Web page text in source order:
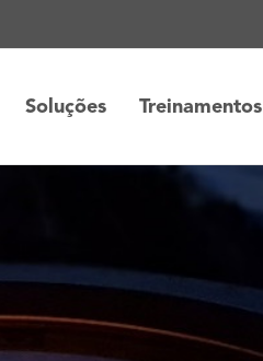
Soluções Treinamentos